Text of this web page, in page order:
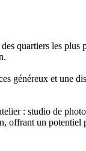
quartiers les
généreux et une
: studio de
offrant un
un rare espace